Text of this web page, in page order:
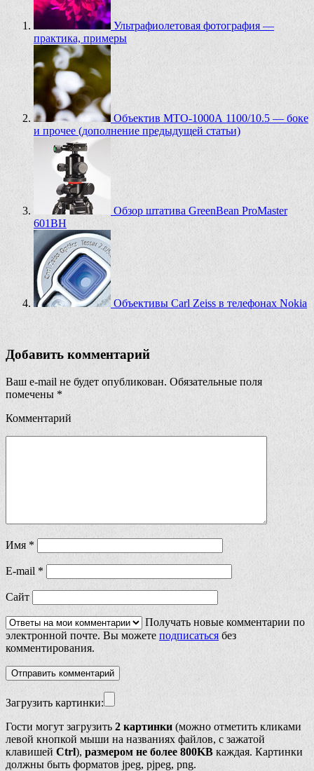
Ультрафиолетовая фотография —
практика, примеры
Объектив МТО-1000А 1100/10.5 — боке
и прочее (дополнение предыдущей статьи)
Обзор штатива GreenBean ProMaster
601BH
Объективы Carl Zeiss в телефонах Nokia
Добавить комментарий
Ваш e-mail не будет опубликован. Обязательные поля
помечены *
Комментарий
Имя *
E-mail *
Сайт
Получать новые комментарии по
электронной почте. Вы можете подписаться без
комментирования.
Загрузить картинки:
Гости могут загрузить 2 картинки (можно отметить кликами
левой кнопкой мыши на названиях файлов, с зажатой
клавишей Ctrl), размером не более 800KB каждая. Картинки
должны быть форматов jpeg, pjpeg, png.